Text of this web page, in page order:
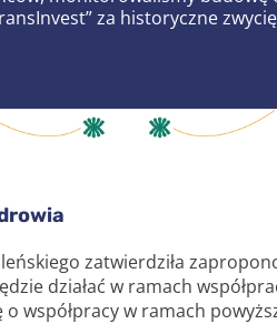
za historyczne
zatwierdziła
działać w ramach
współpracy w ramach